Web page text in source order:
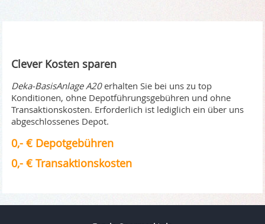
Clever Kosten sparen
Deka-BasisAnlage A20erhalten Sie bei uns zu top
Konditionen, ohne Depotführungsgebühren und ohne
Transaktionskosten. Erforderlich ist lediglich ein über uns
abgeschlossenes Depot.
0,- € Depotgebühren
0,- € Transaktionskosten